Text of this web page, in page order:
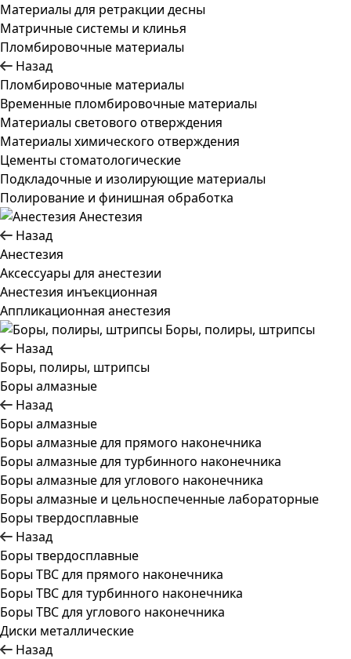
Материалы для ретракции десны
Матричные системы и клинья
Пломбировочные материалы
Назад
Пломбировочные материалы
Временные пломбировочные материалы
Материалы светового отверждения
Материалы химического отверждения
Цементы стоматологические
Подкладочные и изолирующие материалы
Полирование и финишная обработка
Анестезия
Назад
Анестезия
Аксессуары для анестезии
Анестезия инъекционная
Аппликационная анестезия
Боры, полиры, штрипсы
Назад
Боры, полиры, штрипсы
Боры алмазные
Назад
Боры алмазные
Боры алмазные для прямого наконечника
Боры алмазные для турбинного наконечника
Боры алмазные для углового наконечника
Боры алмазные и цельноспеченные лабораторные
Боры твердосплавные
Назад
Боры твердосплавные
Боры ТВС для прямого наконечника
Боры ТВС для турбинного наконечника
Боры ТВС для углового наконечника
Диски металлические
Назад